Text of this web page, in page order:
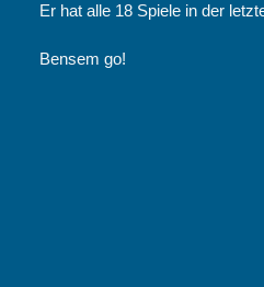
Er hat alle 18 Spiele in der
Bensem go!